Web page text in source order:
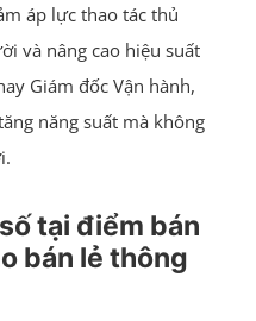
áp lực thao tác thủ
và nâng cao hiệu suất
Giám đốc Vận hành,
năng suất mà không
tại điểm bán
bán lẻ thông